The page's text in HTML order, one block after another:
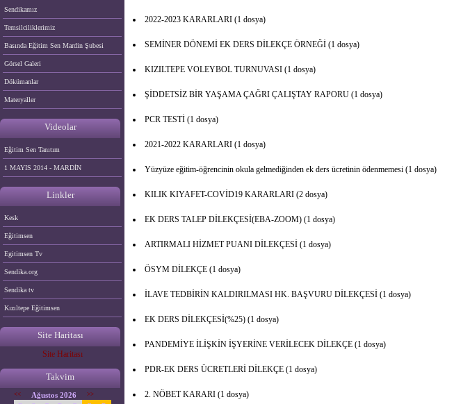
Sendikamız
Temsilciliklerimiz
Basında Eğitim Sen Mardin Şubesi
Görsel Galeri
Dökümanlar
Materyaller
Videolar
Eğitim Sen Tanıtım
1 MAYIS 2014 - MARDİN
Linkler
Kesk
Eğitimsen
Egitimsen Tv
Sendika.org
Sendika tv
Kızıltepe Eğitimsen
Site Haritası
Site Haritası
Takvim
<< Ağustos 2026 >>
2022-2023 KARARLARI (1 dosya)
SEMİNER DÖNEMİ EK DERS DİLEKÇE ÖRNEĞİ (1 dosya)
KIZILTEPE VOLEYBOL TURNUVASI (1 dosya)
ŞİDDETSİZ BİR YAŞAMA ÇAĞRI ÇALIŞTAY RAPORU (1 dosya)
PCR TESTİ (1 dosya)
2021-2022 KARARLARI (1 dosya)
Yüzyüze eğitim-öğrencinin okula gelmediğinden ek ders ücretinin ödenmemesi (1 dosya)
KILIK KIYAFET-COVİD19 KARARLARI (2 dosya)
EK DERS TALEP DİLEKÇESİ(EBA-ZOOM) (1 dosya)
ARTIRMALI HİZMET PUANI DİLEKÇESİ (1 dosya)
ÖSYM DİLEKÇE (1 dosya)
İLAVE TEDBİRİN KALDIRILMASI HK. BAŞVURU DİLEKÇESİ (1 dosya)
EK DERS DİLEKÇESİ(%25) (1 dosya)
PANDEMİYE İLİŞKİN İŞYERİNE VERİLECEK DİLEKÇE (1 dosya)
PDR-EK DERS ÜCRETLERİ DİLEKÇE (1 dosya)
2. NÖBET KARARI (1 dosya)